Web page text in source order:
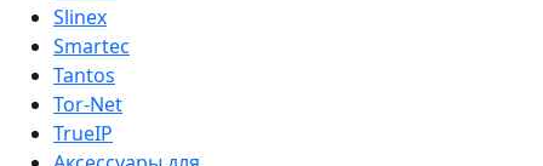
Slinex
Smartec
Tantos
Tor-Net
TrueIP